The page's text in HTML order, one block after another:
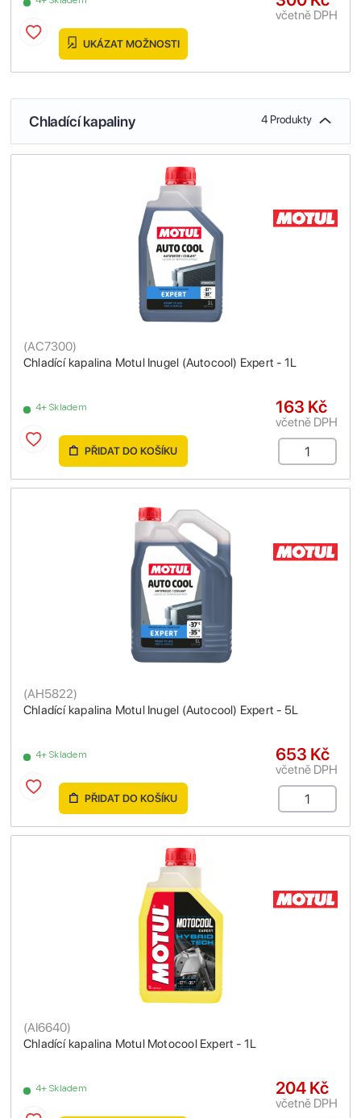
včetně DPH
UKÁZAT MOŽNOSTI
Chladící kapaliny 4 Produkty
Chladící kapalina Motul Inugel (Autocool) Expert - 1L
(AC7300)
4+ Skladem 163 Kč
včetně DPH
PŘIDAT DO KOŠÍKU
Chladící kapalina Motul Inugel (Autocool) Expert - 5L
(AH5822)
4+ Skladem 653 Kč
včetně DPH
PŘIDAT DO KOŠÍKU
Chladící kapalina Motul Motocool Expert - 1L
(AI6640)
4+ Skladem 204 Kč
včetně DPH